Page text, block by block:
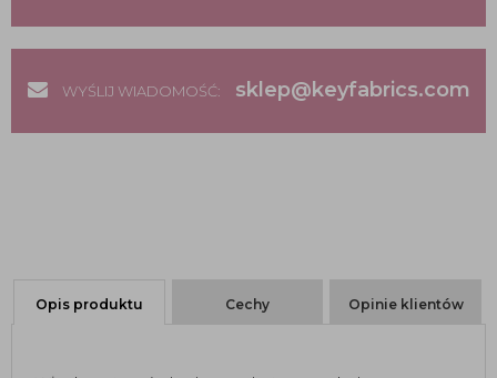
WYŚLIJ WIADOMOŚĆ: sklep@keyfabrics.com
Opis produktu Cechy Opinie klientów